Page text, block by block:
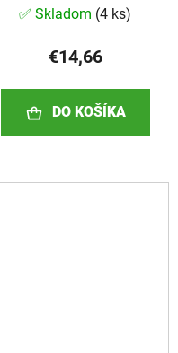
✅ Skladom (4 ks)
€14,66
DO KOŠÍKA